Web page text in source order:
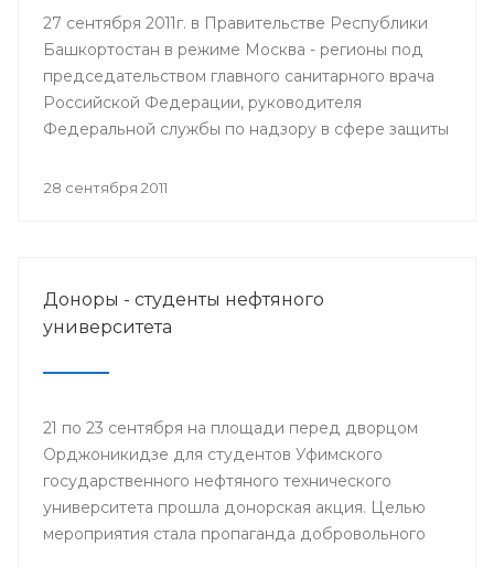
27 сентября 2011г. в Правительстве Республики
Башкортостан в режиме Москва - регионы под
председательством главного санитарного врача
Российской Федерации, руководителя
Федеральной службы по надзору в сфере защиты
состоялось селекторное совещание
гриппу и ОРВИ и начале прививочной кампании
против гриппа в эпидсезон 2011-2012 годов».
28 сентября 2011
Доноры - студенты нефтяного
университета
21 по 23 сентября на площади перед дворцом
Орджоникидзе для студентов Уфимского
государственного нефтяного технического
университета прошла донорская акция. Целью
мероприятия стала пропаганда добровольного